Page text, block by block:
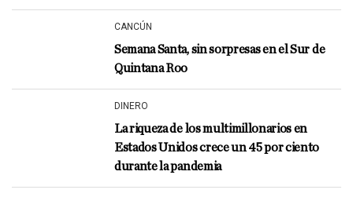
CANCÚN
Semana Santa, sin sorpresas en el Sur de
Quintana Roo
DINERO
La riqueza de los multimillonarios en
Estados Unidos crece un 45 por ciento
durante la pandemia